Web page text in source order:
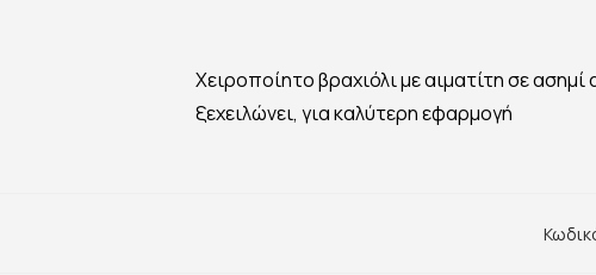
Χειροποίητο βραχιόλι με αιματίτη σε
ξεχειλώνει, για καλύτερη εφαρμογή